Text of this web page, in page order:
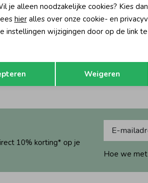
189,95
10% korting* op je
Hoe we met
Terug
je alleen noodzakelijke cookies? Kies
hieralles over onze cookie- en
instellingen wijzigingen door op de link
Weigeren